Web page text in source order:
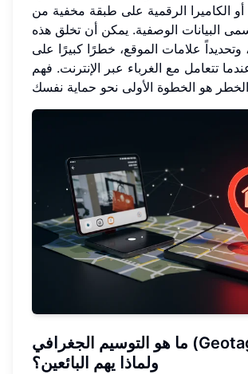
أو الكاميرا الرقمية على طبقة مخفية من
البيانات الوصفية. يمكن أن تخلق هذه
وتحديداً علامات الموقع، خطرًا كبيرًا على
تتعامل مع الغرباء عبر الإنترنت. فهم
ما هو التوسيم الجغرافي (Geotagging)
ولماذا يهم البائعين؟